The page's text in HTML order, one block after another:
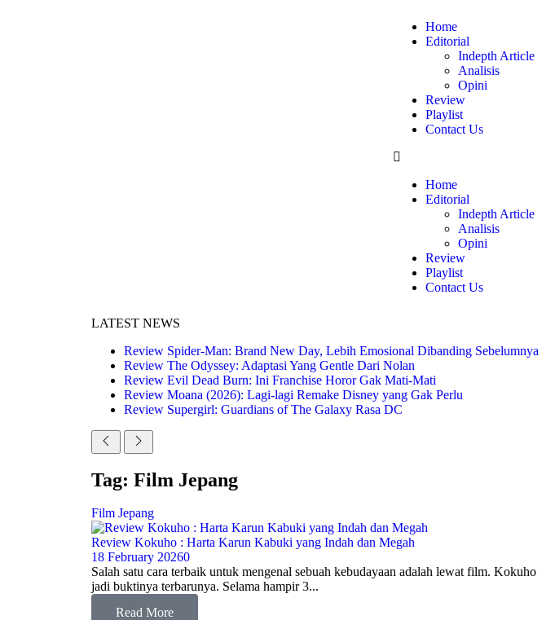
Home
Editorial
Indepth Article
Analisis
Opini
Review
Playlist
Contact Us
Home
Editorial
Indepth Article
Analisis
Opini
Review
Playlist
Contact Us
LATEST NEWS
Review Spider-Man: Brand New Day, Lebih Emosional Dibanding Sebelumnya
Review The Odyssey: Adaptasi Yang Gentle Dari Nolan
Review Evil Dead Burn: Ini Franchise Horor Gak Mati-Mati
Review Moana (2026): Lagi-lagi Remake Disney yang Gak Perlu
Review Supergirl: Guardians of The Galaxy Rasa DC
Tag: Film Jepang
Film Jepang
Review Kokuho : Harta Karun Kabuki yang Indah dan Megah
18 February 20260
Salah satu cara terbaik untuk mengenal sebuah kebudayaan adalah lewat film. Kokuho
jadi buktinya terbarunya. Selama hampir 3...
Read More